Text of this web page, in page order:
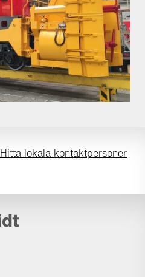
Hitta lokala kontaktpersoner